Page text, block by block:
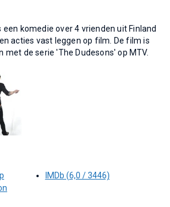
komedie over 4 vrienden uit Finland
acties vast leggen op film. De film is
met de serie 'The Dudesons' op MTV.
IMDb (6,0 / 3446)